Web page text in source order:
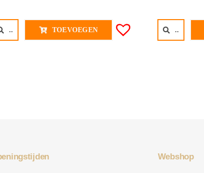
.. TOEVOEGEN ..
Webshop